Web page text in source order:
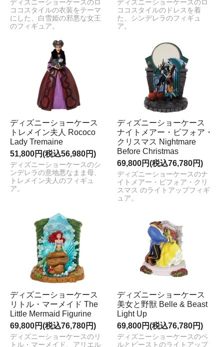
ディズニーショーケースのロ
ココスタイルの衣装をテーマ
にした、白雪姫の邪悪な女王
のフィギュア。
ディズニーショーケースのロ
ココスタイルのドレスを着
た、シンデレラのフィギュ
ア。
ディズニーショーケース
トレメイン夫人 Rococo
Lady Tremaine
51,800円(税込56,980円)
ディズニーショーケースのシ
ンデレラの意地悪なまま母、
トレメイン夫人のフィギュ
ア。
ディズニーショーケース
ナイトメアー・ビフォア・
クリスマス Nightmare
Before Christmas
69,800円(税込76,780円)
ディズニーショーケースのナ
イトメアー・ビフォア・クリ
スマス のライトアップフィギ
ュア。
ディズニーショーケース
リトル・マーメイド The
Little Mermaid Figurine
69,800円(税込76,780円)
ディズニーショーケースのリ
トル・マーメイド、アリエル
ディズニーショーケース
美女と野獣 Belle & Beast
Light Up
69,800円(税込76,780円)
ディズニーショーケースのベ
ルとビーストのライトアップ